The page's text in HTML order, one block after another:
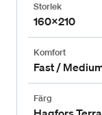
Storlek
160x210
Komfort
Fast /
Färg